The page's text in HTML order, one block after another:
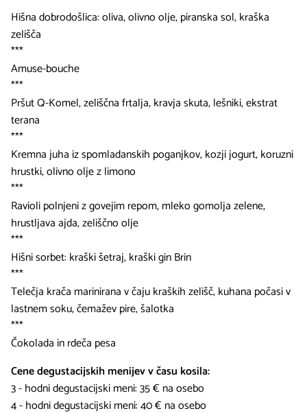
Hišna dobrodošlica: oliva, olivno olje, piranska sol, kraška
zelišča
***
Amuse-bouche
***
Pršut Q-Komel, zeliščna frtalja, kravja skuta, lešniki, ekstrat
terana
***
Kremna juha iz spomladanskih poganjkov, kozji jogurt, koruzni
hrustki, olivno olje z limono
***
Ravioli polnjeni z govejim repom, mleko gomolja zelene,
hrustljava ajda, zeliščno olje
***
Hišni sorbet: kraški šetraj, kraški gin Brin
***
Telečja krača marinirana v čaju kraških zelišč, kuhana počasi v
lastnem soku, čemažev pire, šalotka
***
Čokolada in rdeča pesa
Cene degustacijskih menijev v času kosila:
3 - hodni degustacijski meni: 35 € na osebo
4 - hodni degustacijski meni: 40 € na osebo